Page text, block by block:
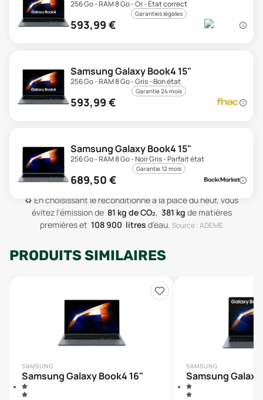
256 Go - RAM 8 Go - Or - État correct
Garanties légales
593,99 €
Samsung Galaxy Book4 15"
256 Go - RAM 8 Go - Gris - Bon état
Garantie 24 mois
593,99 €
Samsung Galaxy Book4 15"
256 Go - RAM 8 Go - Noir Gris - Parfait état
Garantie 12 mois
689,50 €
♻️ En choisissant le reconditionné à la place du neuf, vous
évitez l'émission de 81 kg de CO₂, 381 kg de matières
premièreset 108 900 litres d'eau. Source : ADEME
PRODUITS SIMILAIRES
SAMSUNG
Samsung Galaxy Book4 16"
SAMSUNG
Samsung